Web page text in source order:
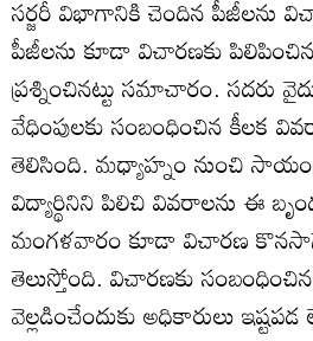
సర్జరీ విభాగానికి చెందిన పీజీలను
పీజీలను కూడా విచారణకు
ప్రశ్నించినట్టు సమాచారం. సదరు
వేధింపులకు సంబంధించిన కీలక
తెలిసింది. మధ్యాహ్నం నుంచి
విద్యార్థినిని పిలిచి వివరాలను ఈ
మంగళవారం కూడా విచారణ
తెలుస్తోంది. విచారణకు
వెల్లడించేందుకు అధికారులు ఇష్టపడ